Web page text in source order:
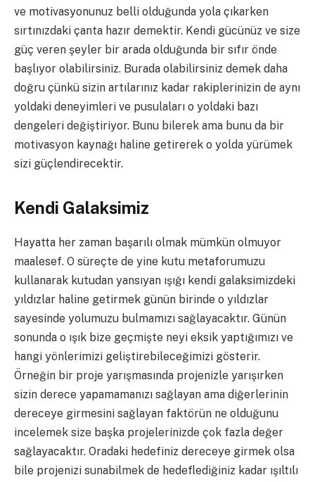
ve motivasyonunuz belli olduğunda yola çıkarken
sırtınızdaki çanta hazır demektir. Kendi gücünüz ve size
güç veren şeyler bir arada olduğunda bir sıfır önde
başlıyor olabilirsiniz. Burada olabilirsiniz demek daha
doğru çünkü sizin artılarınız kadar rakiplerinizin de aynı
yoldaki deneyimleri ve pusulaları o yoldaki bazı
dengeleri değiştiriyor. Bunu bilerek ama bunu da bir
motivasyon kaynağı haline getirerek o yolda yürümek
sizi güçlendirecektir.
Kendi Galaksimiz
Hayatta her zaman başarılı olmak mümkün olmuyor
maalesef. O süreçte de yine kutu metaforumuzu
kullanarak kutudan yansıyan ışığı kendi galaksimizdeki
yıldızlar haline getirmek günün birinde o yıldızlar
sayesinde yolumuzu bulmamızı sağlayacaktır. Günün
sonunda o ışık bize geçmişte neyi eksik yaptığımızı ve
hangi yönlerimizi geliştirebileceğimizi gösterir.
Örneğin bir proje yarışmasında projenizle yarışırken
sizin derece yapamamanızı sağlayan ama diğerlerinin
dereceye girmesini sağlayan faktörün ne olduğunu
incelemek size başka projelerinizde çok fazla değer
sağlayacaktır. Oradaki hedefiniz dereceye girmek olsa
bile projenizi sunabilmek de hedeflediğiniz kadar ışıltılı